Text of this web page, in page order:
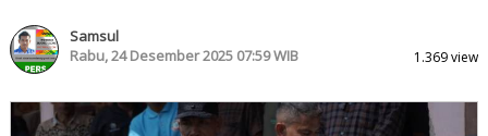
Samsul
Rabu, 24 Desember 2025 07:59 WIB
1.369 view